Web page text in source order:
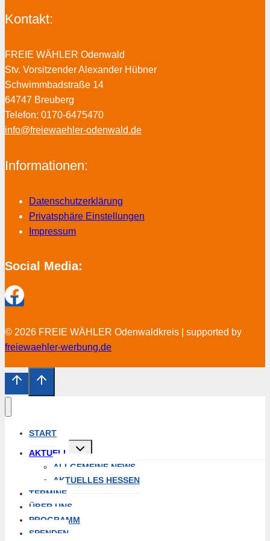
Kontakt:
FREIE WÄHLER Odenwald
Stv. Vorsitzender Alexander Hübner
Schwimmbadstraße 14
64747 Breuberg
Telefon: 0170-6475470
info@freiewaehler-odenwald.de
Informationen:
Datenschutzerklärung
Privatsphäre Einstellungen
Impressum
Social Media:
© 2026 FREIE WÄHLER Odenwaldkreis | supported by
freiewaehler-werbung.de
START
AKTUELL
Untermenü
öffnen
ALLGEMEINE NEWS
AKTUELLES HESSEN
TERMINE
ÜBER UNS
PROGRAMM
SPENDEN